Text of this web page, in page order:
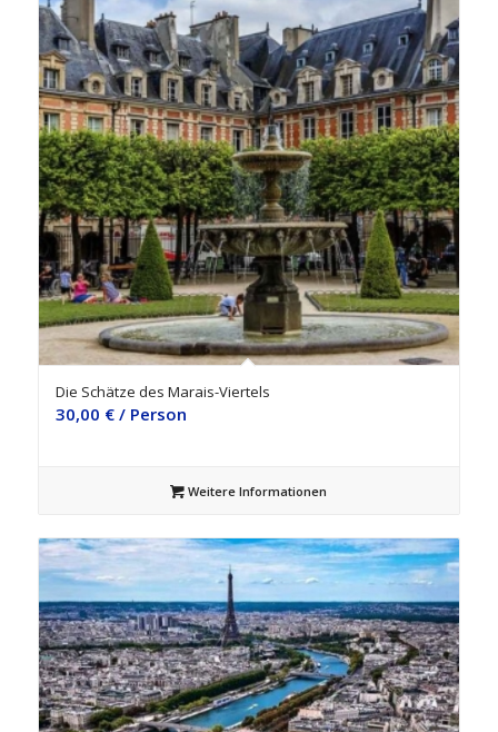
Die Schätze des Marais-Viertels
30,00 €/ Person
Weitere Informationen